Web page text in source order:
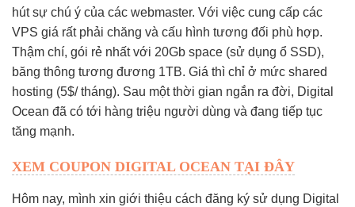
hút sự chú ý của các webmaster. Với việc cung cấp các
VPS giá rất phải chăng và cấu hình tương đối phù hợp.
Thậm chí, gói rẻ nhất với 20Gb space (sử dụng ổ SSD),
băng thông tương đương 1TB. Giá thì chỉ ở mức shared
hosting (5$/ tháng). Sau một thời gian ngắn ra đời, Digital
Ocean đã có tới hàng triệu người dùng và đang tiếp tục
tăng mạnh.
XEM COUPON DIGITAL OCEAN TẠI ĐÂY
Hôm nay, mình xin giới thiệu cách đăng ký sử dụng Digital